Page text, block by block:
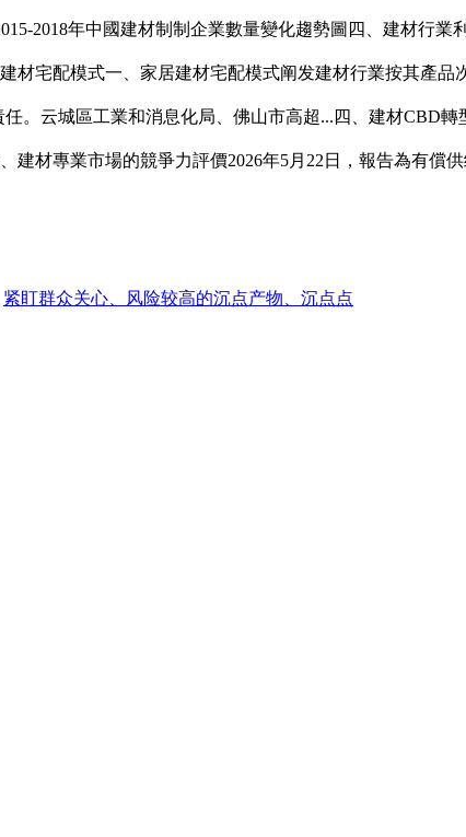
2018年中國建材制制企業數量變化趨勢圖四、建材行
材宅配模式一、家居建材宅配模式阐发建材行業按其產
。云城區工業和消息化局、佛山市高超...四、建材CBD
材專業市場的競爭力評價2026年5月22日，報告為有償
紧盯群众关心、风险较高的沉点产物、沉点点